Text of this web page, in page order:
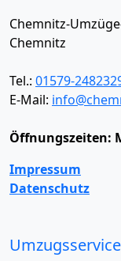
Chemnitz-
Chemnitz
Tel.: 01579-
E-Mail:
Öffnungszeiten:
Impressum
Datenschutz
Umzugsservice